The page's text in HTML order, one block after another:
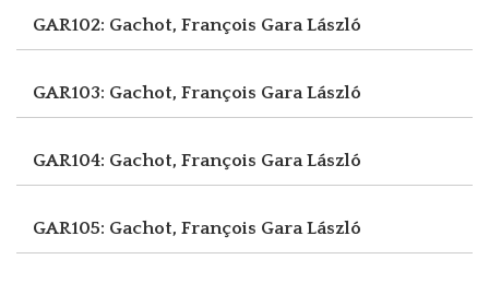
GAR102: Gachot, François Gara László
GAR103: Gachot, François Gara László
GAR104: Gachot, François Gara László
GAR105: Gachot, François Gara László